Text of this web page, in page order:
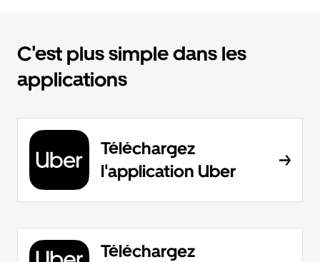
C'est plus simple dans les
applications
Téléchargez
l'application Uber
Téléchargez